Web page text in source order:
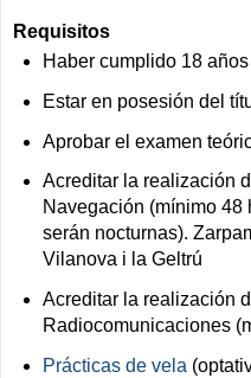
Requisitos
Haber cumplido 18 años
Estar en posesión del
Aprobar el examen
Acreditar la realización
Navegación (mínimo 48
serán nocturnas).
Vilanova i la Geltrú
Acreditar la realización
Radiocomunicaciones
Prácticas de vela